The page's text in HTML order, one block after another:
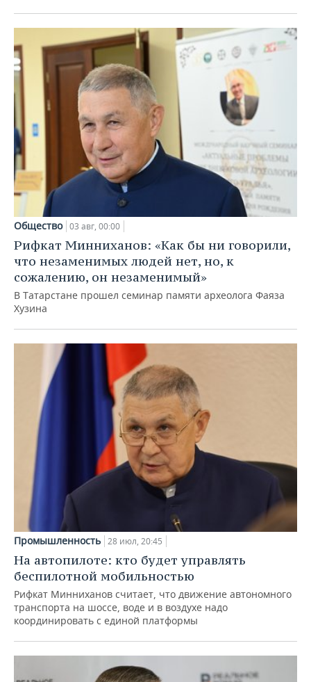
Общество 03 авг, 00:00
Рифкат Минниханов: «Как бы ни говорили,
что незаменимых людей нет, но, к
сожалению, он незаменимый»
В Татарстане прошел семинар памяти археолога Фаяза
Хузина
Промышленность 28 июл, 20:45
На автопилоте: кто будет управлять
беспилотной мобильностью
Рифкат Минниханов считает, что движение автономного
транспорта на шоссе, воде и в воздухе надо
координировать с единой платформы